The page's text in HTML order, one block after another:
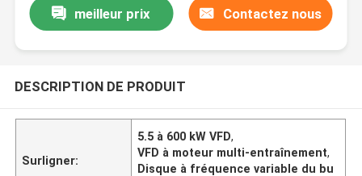
meilleur prix Contactez nous
DESCRIPTION DE PRODUIT
Surligner:
5.5 à 600 kW VFD,
VFD à moteur multi-entraînement,
Disque à fréquence variable du bu